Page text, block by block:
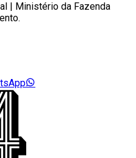
| Ministério da Fazenda